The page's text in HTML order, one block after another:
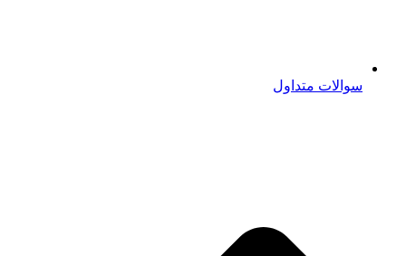
سوالات متداول